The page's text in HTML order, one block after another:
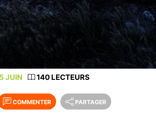
JUIN 140 LECTEURS
COMMENTER PARTAGER